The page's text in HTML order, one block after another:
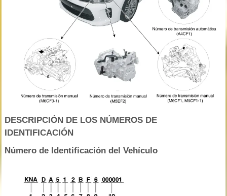
DESCRIPCIÓN DE LOS NÚMEROS DE
IDENTIFICACIÓN
Número de Identificación del Vehículo